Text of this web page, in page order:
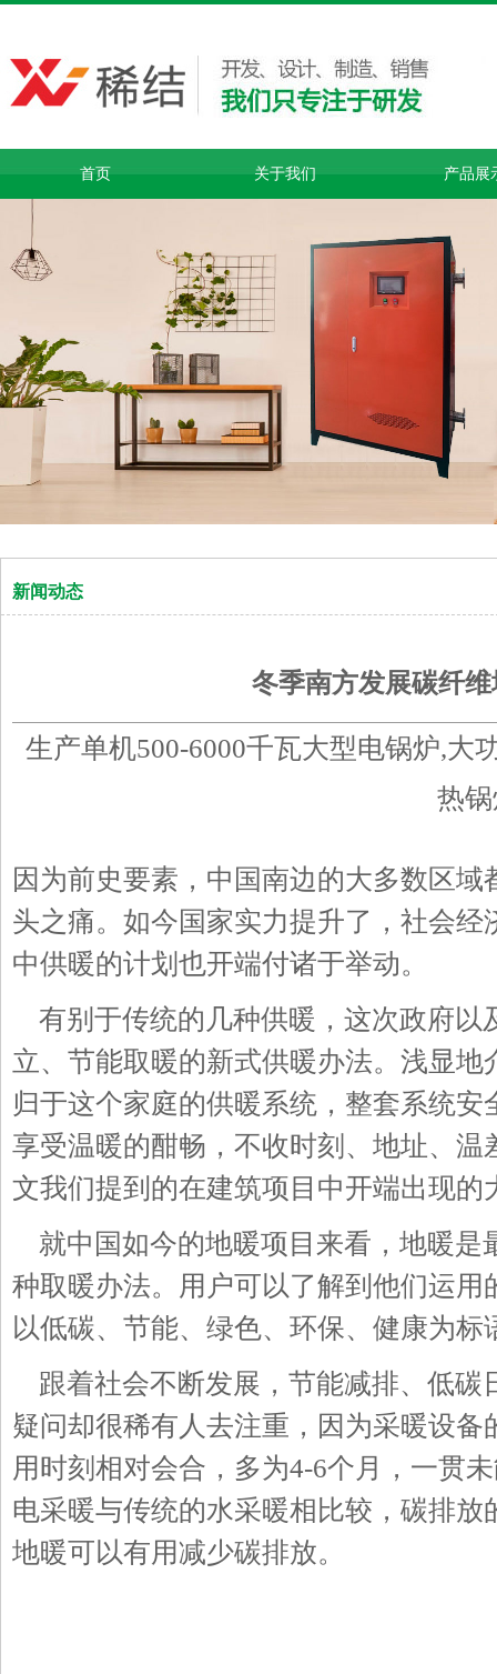
首页 关于我们 产品展
新闻动态
冬季南方发展碳纤
生产单机500-6000千瓦大型电锅炉,大
热
因为前史要素，中国南边的大多数区
头之痛。如今国家实力提升了，社会
中供暖的计划也开端付诸于举动。
有别于传统的几种供暖，这次政府以
立、节能取暖的新式供暖办法。浅显
归于这个家庭的供暖系统，整套系统
享受温暖的酣畅，不收时刻、地址、
文我们提到的在建筑项目中开端出现的
就中国如今的地暖项目来看，地暖是
种取暖办法。用户可以了解到他们运
以低碳、节能、绿色、环保、健康为
跟着社会不断发展，节能减排、低碳
疑问却很稀有人去注重，因为采暖设
用时刻相对会合，多为4-6个月，一贯
电采暖与传统的水采暖相比较，碳排
地暖可以有用减少碳排放。